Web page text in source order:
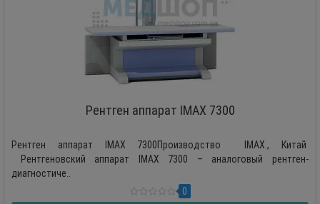
Рентген аппарат IMAX 7300
Рентген аппарат IMAX 7300Производство IMAX., Китай
Рентгеновский аппарат IMAX 7300 – аналоговый рентген-
диагностиче..
0